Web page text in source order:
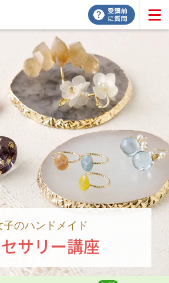
のハンドメイド
サリー講座